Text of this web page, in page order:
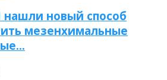
новый способ
мезенхимальные